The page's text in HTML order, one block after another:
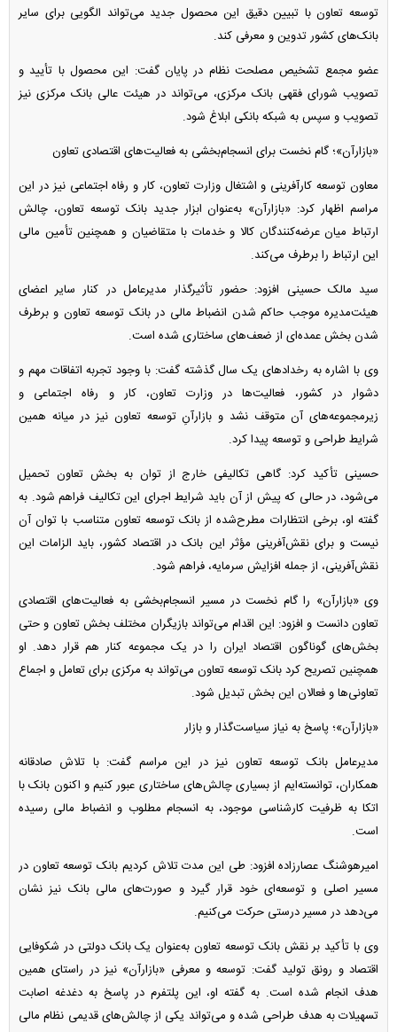
توسعه تعاون با تبیین دقیق این محصول جدید می‌تواند الگویی برای سایر
بانک‌های کشور تدوین و معرفی کند.
عضو مجمع تشخیص مصلحت نظام در پایان گفت: این محصول با تأیید و
تصویب شورای فقهی بانک مرکزی، می‌تواند در هیئت عالی بانک مرکزی نیز
تصویب و سپس به شبکه بانکی ابلاغ شود.
«بازارآن»؛ گام نخست برای انسجام‌بخشی به فعالیت‌های اقتصادی تعاون
معاون توسعه کارآفرینی و اشتغال وزارت تعاون، کار و رفاه اجتماعی نیز در این
مراسم اظهار کرد: «بازارآن» به‌عنوان ابزار جدید بانک توسعه تعاون، چالش
ارتباط میان عرضه‌کنندگان کالا و خدمات با متقاضیان و همچنین تأمین مالی
این ارتباط را برطرف می‌کند.
سید مالک حسینی افزود: حضور تأثیرگذار مدیرعامل در کنار سایر اعضای
هیئت‌مدیره موجب حاکم شدن انضباط مالی در بانک توسعه تعاون و برطرف
شدن بخش عمده‌ای از ضعف‌های ساختاری شده است.
وی با اشاره به رخداد‌های یک سال گذشته گفت: با وجود تجربه اتفاقات مهم و
دشوار در کشور، فعالیت‌ها در وزارت تعاون، کار و رفاه اجتماعی و
زیرمجموعه‌های آن متوقف نشد و بازارآنِ توسعه تعاون نیز در میانه همین
شرایط طراحی و توسعه پیدا کرد.
حسینی تأکید کرد: گاهی تکالیفی خارج از توان به بخش تعاون تحمیل
می‌شود، در حالی که پیش از آن باید شرایط اجرای این تکالیف فراهم شود. به
گفته او، برخی انتظارات مطرح‌شده از بانک توسعه تعاون متناسب با توان آن
نیست و برای نقش‌آفرینی مؤثر این بانک در اقتصاد کشور، باید الزامات این
نقش‌آفرینی، از جمله افزایش سرمایه، فراهم شود.
وی «بازارآن» را گام نخست در مسیر انسجام‌بخشی به فعالیت‌های اقتصادی
تعاون دانست و افزود: این اقدام می‌تواند بازیگران مختلف بخش تعاون و حتی
بخش‌های گوناگون اقتصاد ایران را در یک مجموعه کنار هم قرار دهد. او
همچنین تصریح کرد بانک توسعه تعاون می‌تواند به مرکزی برای تعامل و اجماع
تعاونی‌ها و فعالان این بخش تبدیل شود.
«بازارآن»؛ پاسخ به نیاز سیاست‌گذار و بازار
مدیرعامل بانک توسعه تعاون نیز در این مراسم گفت: با تلاش صادقانه
همکاران، توانسته‌ایم از بسیاری چالش‌های ساختاری عبور کنیم و اکنون بانک با
اتکا به ظرفیت کارشناسی موجود، به انسجام مطلوب و انضباط مالی رسیده
است.
امیرهوشنگ عصارزاده افزود: طی این مدت تلاش کردیم بانک توسعه تعاون در
مسیر اصلی و توسعه‌ای خود قرار گیرد و صورت‌های مالی بانک نیز نشان
می‌دهد در مسیر درستی حرکت می‌کنیم.
وی با تأکید بر نقش بانک توسعه تعاون به‌عنوان یک بانک دولتی در شکوفایی
اقتصاد و رونق تولید گفت: توسعه و معرفی «بازارآن» نیز در راستای همین
هدف انجام شده است. به گفته او، این پلتفرم در پاسخ به دغدغه اصابت
تسهیلات به هدف طراحی شده و می‌تواند یکی از چالش‌های قدیمی نظام مالی